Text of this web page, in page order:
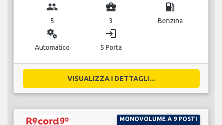
group
5
business_center
3
local_gas_station
Benzina
miscellaneous_services
Automatico
login
5 Porta
VISUALIZZA I DETTAGLI...
MONOVOLUME A 9 POSTI